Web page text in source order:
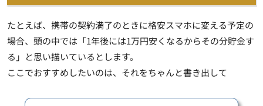
たとえば、携帯の契約満了のときに格安スマホに変える予定の
場合、頭の中では「1年後には1万円安くなるからその分貯金す
る」と思い描いているとします。
ここでおすすめしたいのは、それをちゃんと書き出して